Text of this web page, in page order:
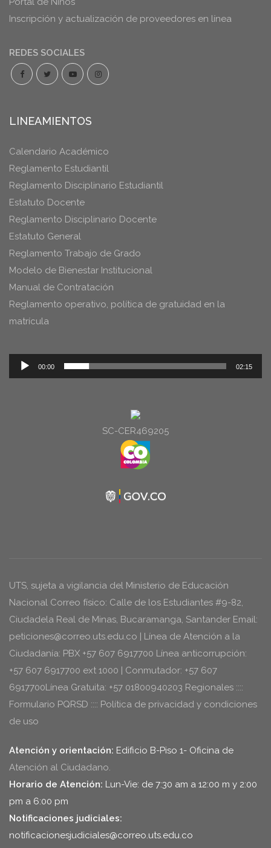
Inscripción y actualización de proveedores en línea
REDES SOCIALES
LINEAMIENTOS
Calendario Académico
Reglamento Estudiantil
Reglamento Disciplinario Estudiantil
Estatuto Docente
Reglamento Disciplinario Docente
Estatuto General
Reglamento Trabajo de Grado
Modelo de Bienestar Institucional
Manual de Contratación
Reglamento operativo, política de gratuidad en la
matrícula
Reproductor
de
00:00 02:15
SC-CER469205
UTS, sujeta a vigilancia del Ministerio de Educación
Nacional Correo físico: Calle de los Estudiantes #9-82,
Ciudadela Real de Minas, Bucaramanga, Santander Email:
peticiones@correo.uts.edu.co | Línea de Atención a la
Ciudadanía: PBX +57 607 6917700 Línea anticorrupción:
+57 607 6917700 ext 1000 | Conmutador: +57 607
6917700Línea Gratuita: +57 01800940203 Regionales ::::
Formulario PQRSD :::: Política de privacidad y condiciones
de uso
Atención y orientación: Edificio B-Piso 1- Oficina de
Atención al Ciudadano.
Horario de Atención: Lun-Vie: de 7:30 am a 12:00 m y 2:00
pm a 6:00 pm
Notificaciones judiciales:
notificacionesjudiciales@correo.uts.edu.co